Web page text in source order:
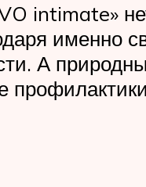
intimate»
именно
А